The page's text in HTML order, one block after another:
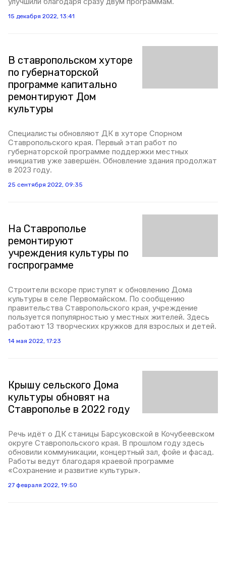
15 декабря 2022, 13:41
В ставропольском хуторе
по губернаторской
программе капитально
ремонтируют Дом
культуры
Специалисты обновляют ДК в хуторе Спорном
Ставропольского края. Первый этап работ по
губернаторской программе поддержки местных
инициатив уже завершён. Обновление здания продолжат
в 2023 году.
25 сентября 2022, 09:35
На Ставрополье
ремонтируют
учреждения культуры по
госпрограмме
Строители вскоре приступят к обновлению Дома
культуры в селе Первомайском. По сообщению
правительства Ставропольского края, учреждение
пользуется популярностью у местных жителей. Здесь
работают 13 творческих кружков для взрослых и детей.
14 мая 2022, 17:23
Крышу сельского Дома
культуры обновят на
Ставрополье в 2022 году
Речь идёт о ДК станицы Барсуковской в Кочубеевском
округе Ставропольского края. В прошлом году здесь
обновили коммуникации, концертный зал, фойе и фасад.
Работы ведут благодаря краевой программе
«Сохранение и развитие культуры».
27 февраля 2022, 19:50